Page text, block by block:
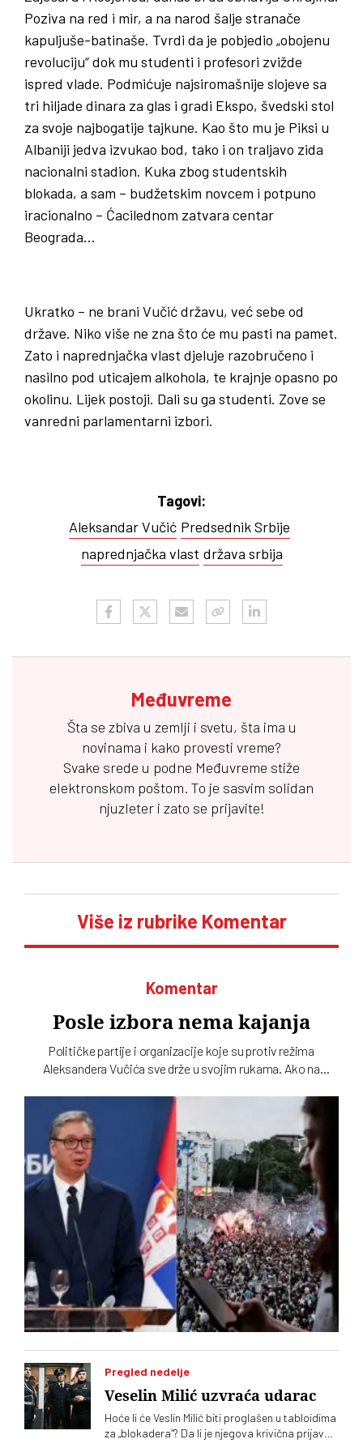
Poziva na red i mir, a na narod šalje stranače
kapuljuše-batinaše. Tvrdi da je pobjedio „obojenu
revoluciju“ dok mu studenti i profesori zvižde
ispred vlade. Podmićuje najsiromašnije slojeve sa
tri hiljade dinara za glas i gradi Ekspo, švedski stol
za svoje najbogatije tajkune. Kao što mu je Piksi u
Albaniji jedva izvukao bod, tako i on traljavo zida
nacionalni stadion. Kuka zbog studentskih
blokada, a sam – budžetskim novcem i potpuno
iracionalno – Ćacilednom zatvara centar
Beograda…
Ukratko – ne brani Vučić državu, već sebe od
države. Niko više ne zna što će mu pasti na pamet.
Zato i naprednjačka vlast djeluje razobručeno i
nasilno pod uticajem alkohola, te krajnje opasno po
okolinu. Lijek postoji. Dali su ga studenti. Zove se
vanredni parlamentarni izbori.
Tagovi:
Aleksandar Vučić Predsednik Srbije
naprednjačka vlast država srbija
Međuvreme
Šta se zbiva u zemlji i svetu, šta ima u
novinama i kako provesti vreme?
Svake srede u podne Međuvreme stiže
elektronskom poštom. To je sasvim solidan
njuzleter i zato se prijavite!
Više iz rubrike Komentar
Komentar
Posle izbora nema kajanja
Političke partije i organizacije koje su protiv režima
Aleksandera Vučića sve drže u svojim rukama. Ako na
krive
Pregled nedelje
Veselin Milić uzvraća udarac
Hoće li će Veslin Milić biti proglašen u tabloidima
za „blokadera“? Da li je njegova krivična prijava